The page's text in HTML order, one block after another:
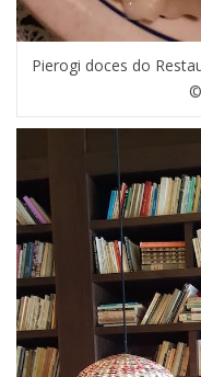
Pierogi doces do